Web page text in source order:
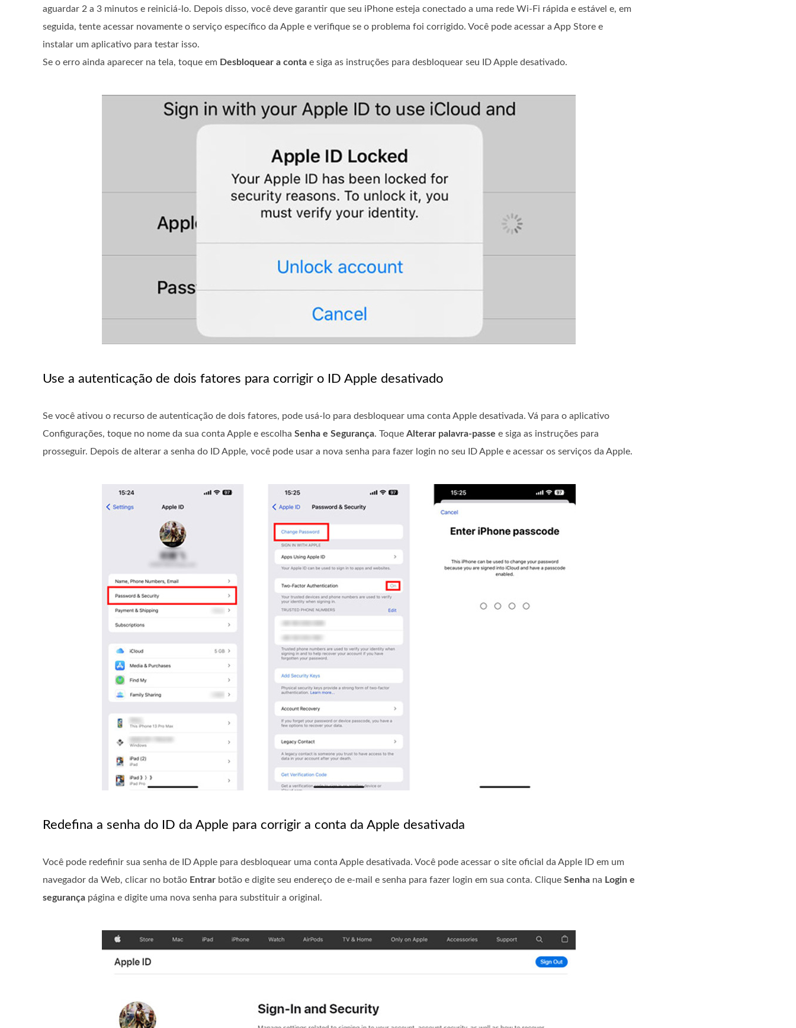
aguardar 2 a 3 minutos e reiniciá-lo. Depois disso, você deve garantir que seu iPhone esteja conectado a uma rede Wi-Fi rápida e estável e, em
seguida, tente acessar novamente o serviço específico da Apple e verifique se o problema foi corrigido. Você pode acessar a App Store e
instalar um aplicativo para testar isso.
Se o erro ainda aparecer na tela, toque em Desbloquear a conta e siga as instruções para desbloquear seu ID Apple desativado.
Use a autenticação de dois fatores para corrigir o ID Apple desativado
Se você ativou o recurso de autenticação de dois fatores, pode usá-lo para desbloquear uma conta Apple desativada. Vá para o aplicativo
Configurações, toque no nome da sua conta Apple e escolha Senha e Segurança. Toque Alterar palavra-passe e siga as instruções para
prosseguir. Depois de alterar a senha do ID Apple, você pode usar a nova senha para fazer login no seu ID Apple e acessar os serviços da Apple.
Redefina a senha do ID da Apple para corrigir a conta da Apple desativada
Você pode redefinir sua senha de ID Apple para desbloquear uma conta Apple desativada. Você pode acessar o site oficial da Apple ID em um
navegador da Web, clicar no botão Entrar botão e digite seu endereço de e-mail e senha para fazer login em sua conta. Clique Senha na Login e
segurança página e digite uma nova senha para substituir a original.